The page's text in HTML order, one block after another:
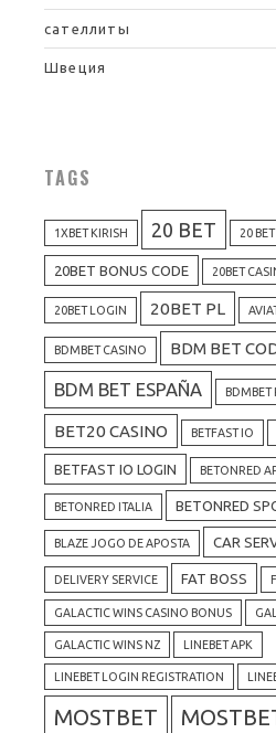
сателлиты
Швеция
TAGS
1XBET KIRISH 20 BET 20
20BET BONUS CODE 20BET
20BET LOGIN 20BET PL
BDMBET CASINO BDM BET
BDM BET ESPAÑA BDMBET
BET20 CASINO BETFAST IO
BETFAST IO LOGIN BETONRED
BETONRED ITALIA BETONRED
BLAZE JOGO DE APOSTA CAR
DELIVERY SERVICE FAT BOSS
GALACTIC WINS CASINO BONUS
GALACTIC WINS NZ LINEBET APK
LINEBET LOGIN REGISTRATION
MOSTBET